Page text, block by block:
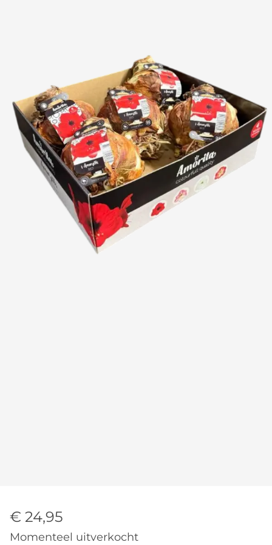
€ 24,95
Momenteel uitverkocht